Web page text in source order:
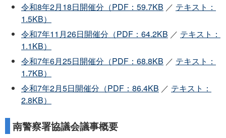
令和8年2月18日開催分（PDF：59.7KB ／ テキスト：
1.5KB）
令和7年11月26日開催分（PDF：64.2KB ／ テキスト：
1.1KB）
令和7年6月25日開催分（PDF：68.8KB ／ テキスト：
1.7KB）
令和7年2月5日開催分（PDF：86.4KB ／ テキスト：
2.8KB）
南警察署協議会議事概要